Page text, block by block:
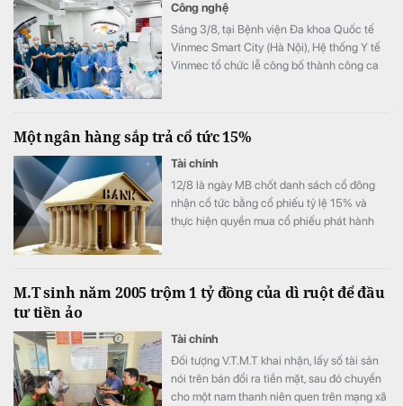
Công nghệ
Sáng 3/8, tại Bệnh viện Đa khoa Quốc tế
Vinmec Smart City (Hà Nội), Hệ thống Y tế
Vinmec tổ chức lễ công bố thành công ca
Một ngân hàng sắp trả cổ tức 15%
Tài chính
12/8 là ngày MB chốt danh sách cổ đông
nhận cổ tức bằng cổ phiếu tỷ lệ 15% và
thực hiện quyền mua cổ phiếu phát hành
M.T sinh năm 2005 trộm 1 tỷ đồng của dì ruột để đầu
tư tiền ảo
Tài chính
Đối tượng V.T.M.T khai nhận, lấy số tài sản
nói trên bán đổi ra tiền mặt, sau đó chuyển
cho một nam thanh niên quen trên mạng xã